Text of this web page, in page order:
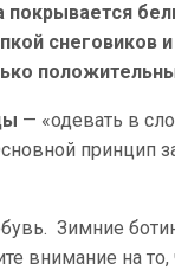
покрывается
— «одевать в
принцип
Зимние
внимание на